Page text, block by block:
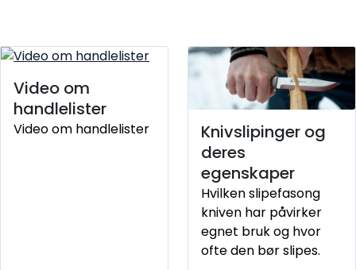
Video om
handlelister
Video om handlelister
Knivslipinger og
deres
egenskaper
Hvilken slipefasong
kniven har påvirker
egnet bruk og hvor
ofte den bør slipes.